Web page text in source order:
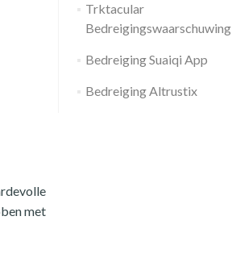
met
Trktacular
Bedreigingswaarschuwing
Bedreiging Suaiqi App
Bedreiging Altrustix